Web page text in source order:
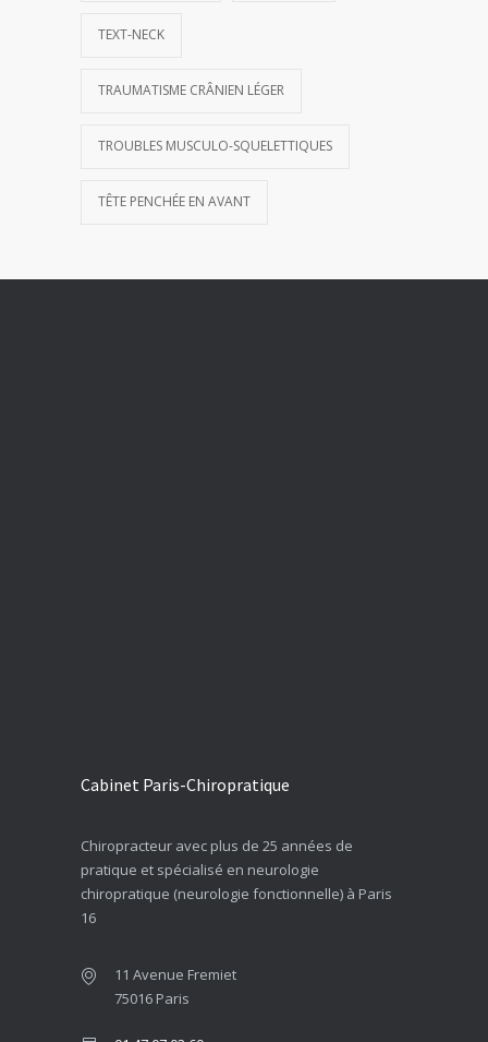
TEXT-NECK
TRAUMATISME CRÂNIEN LÉGER
TROUBLES MUSCULO-SQUELETTIQUES
TÊTE PENCHÉE EN AVANT
Cabinet Paris-Chiropratique
Chiropracteur avec plus de 25 années de
pratique et spécialisé en neurologie
chiropratique (neurologie fonctionnelle) à Paris
16
11 Avenue Fremiet
75016 Paris